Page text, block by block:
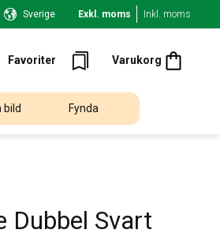
Sverige Exkl. moms Inkl. moms
Favoriter Varukorg
Favoriter
bild Fynda
Dubbel Svart